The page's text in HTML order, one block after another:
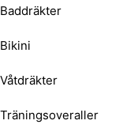
Baddräkter
Bikini
Våtdräkter
Träningsoveraller